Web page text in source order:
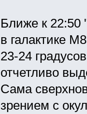
Ближе к 22:50
в галактике
23-24
отчетливо
Сама
зрением с